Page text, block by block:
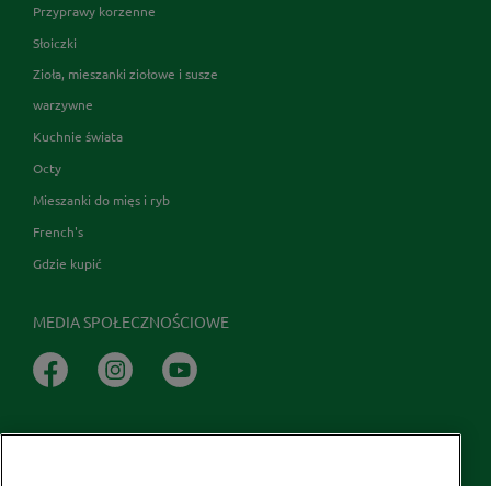
Przyprawy korzenne
Słoiczki
Zioła, mieszanki ziołowe i susze
warzywne
Kuchnie świata
Octy
Mieszanki do mięs i ryb
French's
Gdzie kupić
MEDIA SPOŁECZNOŚCIOWE